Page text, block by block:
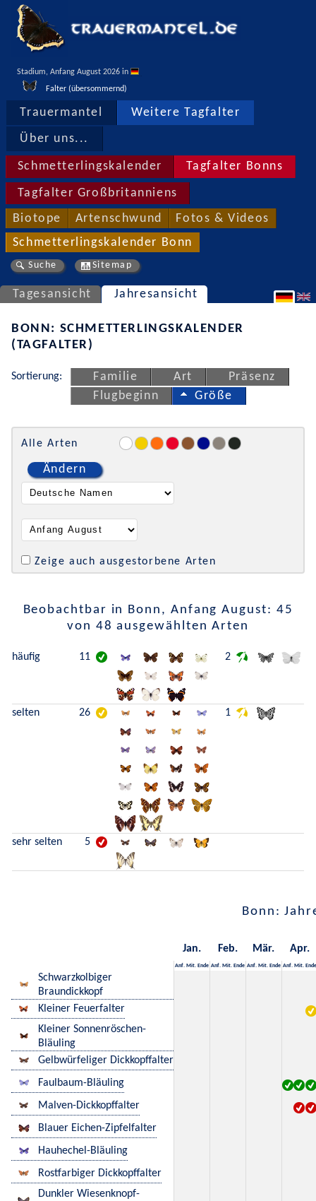
Stadium, Anfang August 2026 in
Falter (übersommernd)
Trauermantel Weitere Tagfalter
Über uns...
Schmetterlingskalender Tagfalter Bonns
Tagfalter Großbritanniens
Biotope Artenschwund Fotos & Videos
Schmetterlingskalender Bonn
Suche Sitemap
Tagesansicht Jahresansicht
BONN: SCHMETTERLINGSKALENDER
(TAGFALTER)
Sortierung: Familie Art
Präsenz
Flugbeginn
Größe
Alle Arten
Ändern
Zeige auch ausgestorbene Arten
Beobachtbar in Bonn, Anfang August: 45
von 48 ausgewählten Arten
häufig 11 2
selten 26 1
sehr selten 5
Bonn:
Jan. Feb. Mär. Apr.
Anf. Mit. Ende Anf. Mit. Ende Anf. Mit. Ende Anf. Mit. Ende
Schwarzkolbiger
Braundickkopf
Kleiner Feuerfalter
Kleiner Sonnenröschen-
Bläuling
Gelbwürfeliger Dickkopffalter
Faulbaum-Bläuling
Malven-Dickkopffalter
Blauer Eichen-Zipfelfalter
Hauhechel-Bläuling
Rostfarbiger Dickkopffalter
Dunkler Wiesenknopf-